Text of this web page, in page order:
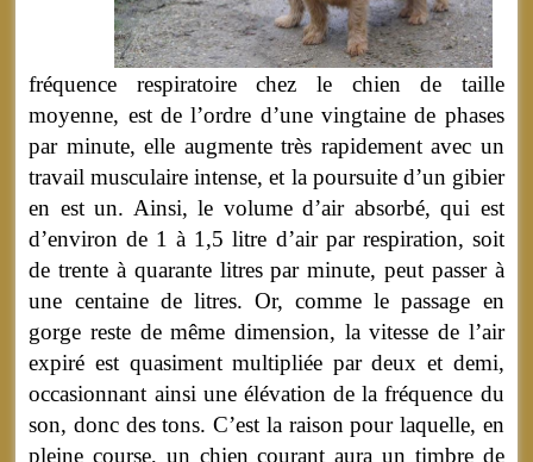
fréquence respiratoire chez le chien de taille
moyenne, est de l’ordre d’une vingtaine de phases
par minute, elle augmente très rapidement avec un
travail musculaire intense, et la poursuite d’un gibier
en est un. Ainsi, le volume d’air absorbé, qui est
d’environ de 1 à 1,5 litre d’air par respiration, soit
de trente à quarante litres par minute, peut passer à
une centaine de litres. Or, comme le passage en
gorge reste de même dimension, la vitesse de l’air
expiré est quasiment multipliée par deux et demi,
occasionnant ainsi une élévation de la fréquence du
son, donc des tons. C’est la raison pour laquelle, en
pleine course, un chien courant aura un timbre de